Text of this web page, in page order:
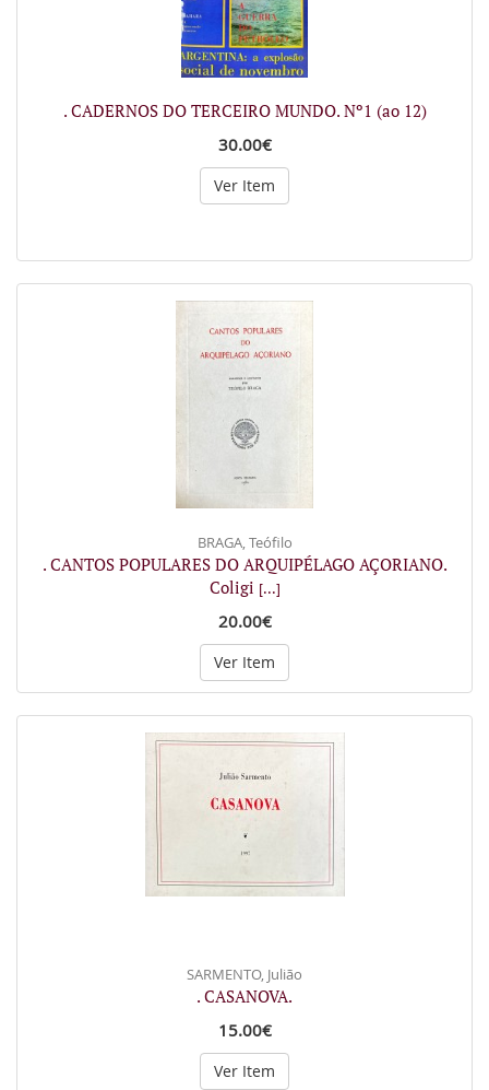
. CADERNOS DO TERCEIRO MUNDO. Nº1 (ao 12)
30.00€
Ver Item
BRAGA, Teófilo
. CANTOS POPULARES DO ARQUIPÉLAGO AÇORIANO.
Coligi [...]
20.00€
Ver Item
SARMENTO, Julião
. CASANOVA.
15.00€
Ver Item